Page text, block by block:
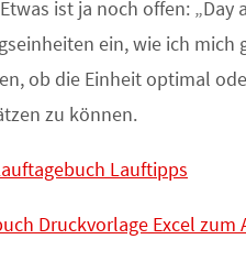
ist ja noch offen:
ein, wie ich
ob die Einheit optimal
zu können.
Lauftipps
Druckvorlage Excel